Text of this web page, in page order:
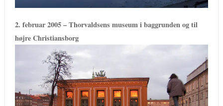
2. februar 2005 – Thorvaldsens museum i baggrunden og til
højre Christiansborg